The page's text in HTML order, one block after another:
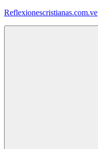
Saltar
Reflexionescristianas.com.ve